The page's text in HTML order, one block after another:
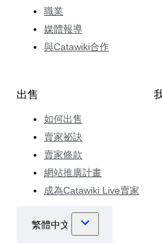
職業
媒體報導
與Catawiki合作
出售
如何出售
賣家祕訣
賣家條款
網站推廣計畫
成為Catawiki Live賣家